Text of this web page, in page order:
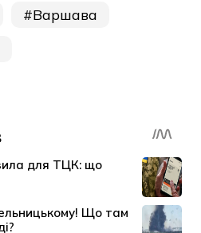
Варшава